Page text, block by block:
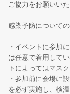
ご協力をお願いいた
感染予防について
・イベントに参加
は任意で着用して
トによってはマス
・参加前に会場に
を必ず実施し、検